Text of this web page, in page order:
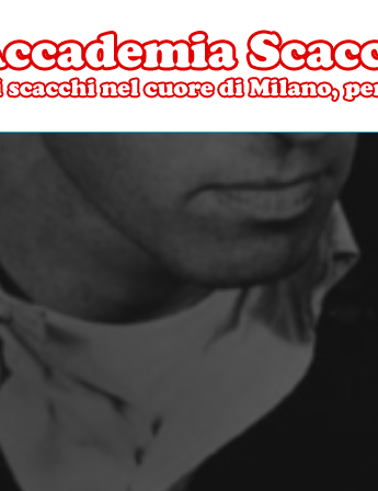
Scacchi Milano
di Milano